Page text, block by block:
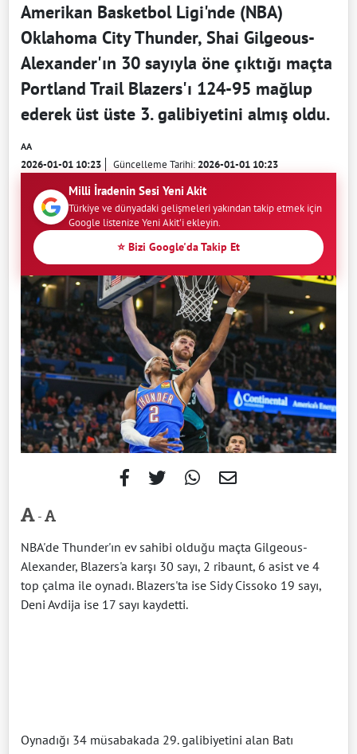
Amerikan Basketbol Ligi'nde (NBA)
Oklahoma City Thunder, Shai Gilgeous-
Alexander'ın 30 sayıyla öne çıktığı maçta
Portland Trail Blazers'ı 124-95 mağlup
ederek üst üste 3. galibiyetini almış oldu.
AA
2026-01-01 10:23 Güncelleme Tarihi:2026-01-01 10:23
Milli İradenin Sesi Yeni Akit
Türkiye ve dünyadaki gelişmeleri yakından takip etmek için
Google listenize Yeni Akit'i ekleyin.
⭐ Bizi Google'da Takip Et
-
NBA'de Thunder'ın ev sahibi olduğu maçta Gilgeous-
Alexander, Blazers'a karşı 30 sayı, 2 ribaunt, 6 asist ve 4
top çalma ile oynadı. Blazers'ta ise Sidy Cissoko 19 sayı,
Deni Avdija ise 17 sayı kaydetti.
Oynadığı 34 müsabakada 29. galibiyetini alan Batı